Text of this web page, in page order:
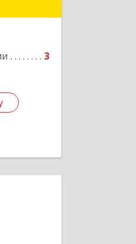
3